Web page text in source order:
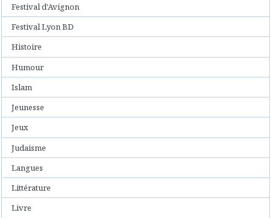
Festival d'Avignon
Festival Lyon BD
Histoire
Humour
Islam
Jeunesse
Jeux
Judaisme
Langues
Littérature
Livre